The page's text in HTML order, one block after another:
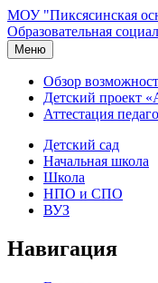
МОУ "Пиксясинская
Образовательная
Меню
Обзор
Детский проект
Аттестация
Детский сад
Начальная школа
Школа
НПО и СПО
ВУЗ
Навигация